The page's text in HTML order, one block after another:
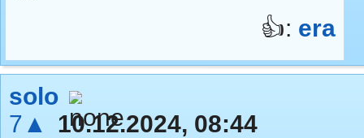
👍: era
solo
7▲
10.12.2024, 08:44